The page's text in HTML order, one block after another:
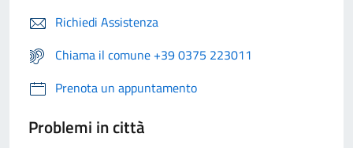
Richiedi Assistenza
Chiama il comune +39 0375 223011
Prenota un appuntamento
Problemi in città